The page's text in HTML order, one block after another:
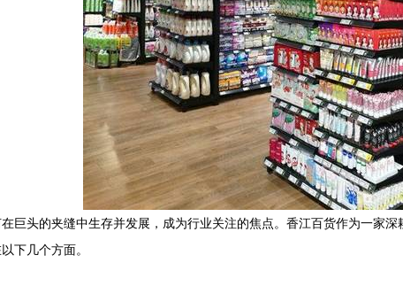
巨头的夹缝中生存并发展，成为行业关注的焦点。香江百货作为一家
下几个方面。